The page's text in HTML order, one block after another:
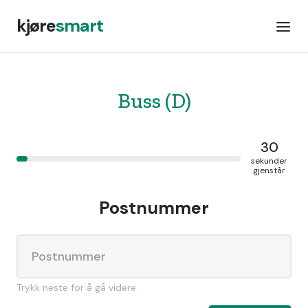
kjøresmart
Buss (D)
30
sekunder
gjenstår
Postnummer
Trykk neste for å gå videre